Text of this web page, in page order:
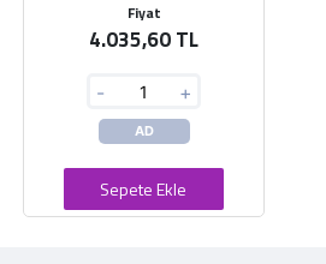
Fiyat
4.035,60 TL
- +
AD
Sepete Ekle